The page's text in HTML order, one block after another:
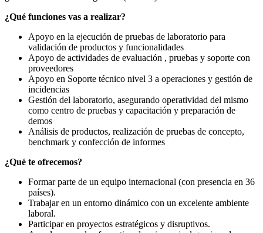
¿Qué funciones vas a realizar?
Apoyo en la ejecución de pruebas de laboratorio para
validación de productos y funcionalidades
Apoyo de actividades de evaluación , pruebas y soporte con
proveedores
Apoyo en Soporte técnico nivel 3 a operaciones y gestión de
incidencias
Gestión del laboratorio, asegurando operatividad del mismo
como centro de pruebas y capacitación y preparación de
demos
Análisis de productos, realización de pruebas de concepto,
benchmark y confección de informes
¿Qué te ofrecemos?
Formar parte de un equipo internacional (con presencia en 36
países).
Trabajar en un entorno dinámico con un excelente ambiente
laboral.
Participar en proyectos estratégicos y disruptivos.